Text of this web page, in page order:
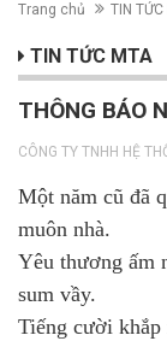
Trang chủ TIN
TIN TỨC MTA
THÔNG BÁO
CÔNG TY TNHH HỆ
Một năm cũ đã
muôn nhà.
Yêu thương ấm
sum vầy.
Tiếng cười khắp